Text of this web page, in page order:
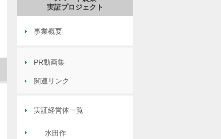
事業概要
PR動画集
関連リンク
実証経営体一覧
水田作